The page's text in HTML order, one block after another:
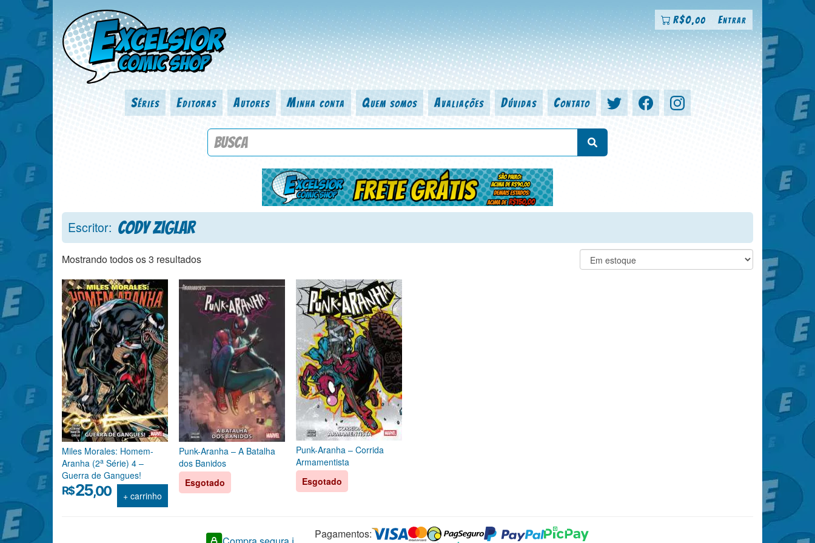
R$0,00 Entrar
Séries Editoras Autores Minha conta Quem somos Avaliações Dúvidas Contato
Procure por título da revista, personagem, série, escritor, desenhista, arte-finalista, colorista
Escritor: Cody Ziglar
Mostrando todos os 3 resultados
Miles Morales: Homem-
Aranha (2a Série) 4 –
Guerra de Gangues!
R$25,00 + carrinho
Punk-Aranha – A Batalha
dos Banidos
Esgotado
Punk-Aranha – Corrida
Armamentista
Esgotado
Pagamentos: